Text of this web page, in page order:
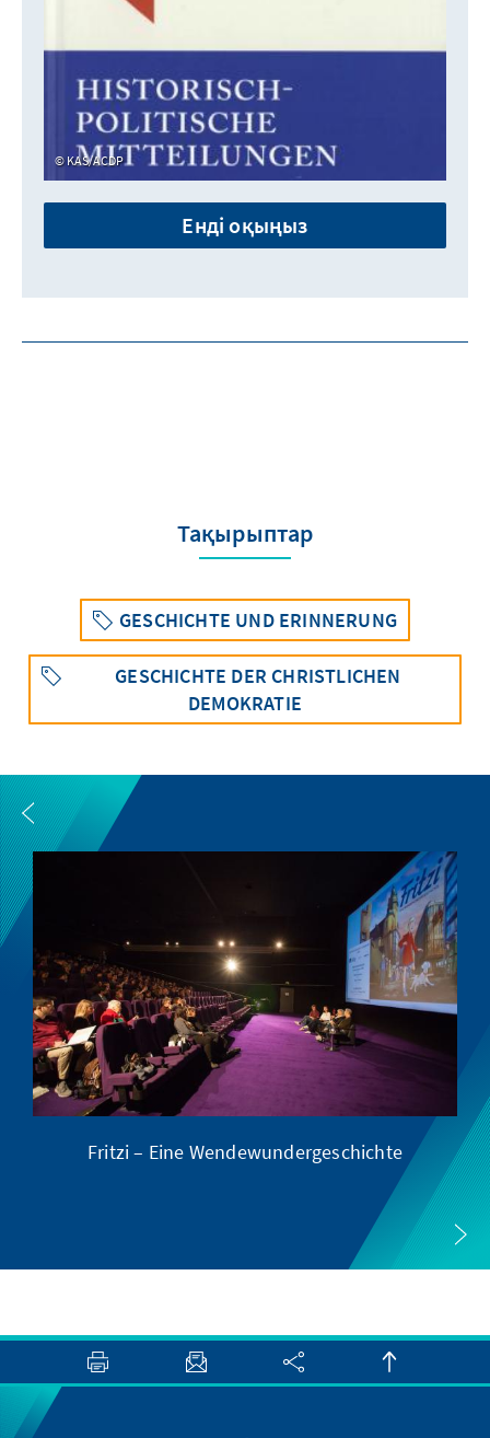
KAS/ACDP
Енді оқыңыз
Тақырыптар
GESCHICHTE UND ERINNERUNG
GESCHICHTE DER CHRISTLICHEN
DEMOKRATIE
Fritzi – Eine Wendewundergeschichte